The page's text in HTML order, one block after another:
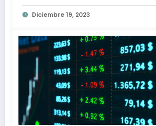
Diciembre 19, 2023